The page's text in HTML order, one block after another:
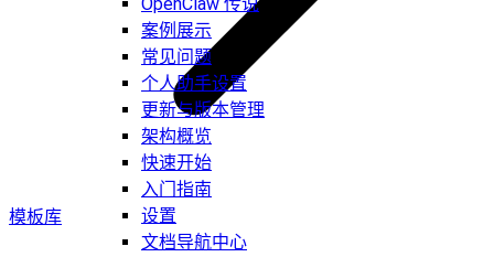
案例展示
常见问题
个人助手设置
更新与版本管理
架构概览
快速开始
入门指南
设置
文档导航中心
模板库